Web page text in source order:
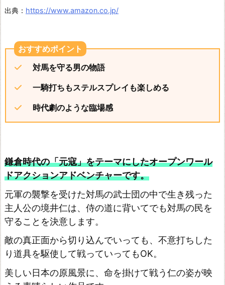
出典： https://www.amazon.co.jp/
対馬を守る男の物語
一騎打ちもステルスプレイも楽しめる
時代劇のような臨場感
鎌倉時代の「元寇」をテーマにしたオープンワール
ドアクションアドベンチャーです。
元軍の襲撃を受けた対馬の武士団の中で生き残った
主人公の境井仁は、侍の道に背いてでも対馬の民を
守ることを決意します。
敵の真正面から切り込んでいっても、不意打ちした
り道具を駆使して戦っていってもOK。
美しい日本の原風景に、命を掛けて戦う仁の姿が映